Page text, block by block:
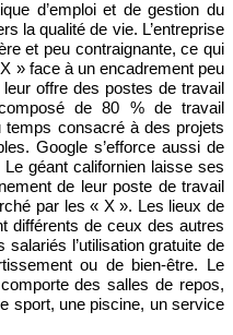
d’emploi et de gestion du
la qualité de vie. L’entreprise
et peu contraignante, ce qui
» face à un encadrement peu
leur offre des postes de travail
de 80 % de travail
consacré à des projets
Google s’efforce aussi de
géant californien laisse ses
de leur poste de travail
par les « X ». Les lieux de
différents de ceux des autres
l’utilisation gratuite de
ou de bien-être. Le
des salles de repos,
sport, une piscine, un service